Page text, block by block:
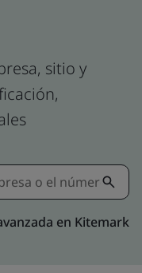
sitio y
en Kitemark